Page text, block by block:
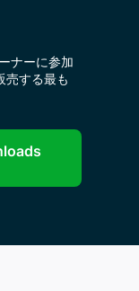
ナーに参加
売する最も